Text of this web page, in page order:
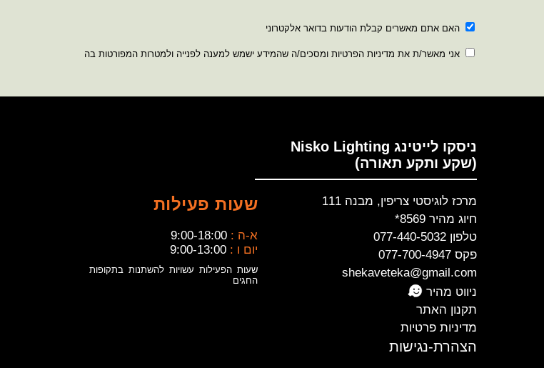
האם אתם מאשרים קבלת הודעות בדואר אלקטרוני
אני מאשר/ת את מדיניות הפרטיות ומסכים/ה שהמידע ישמש למענה לפנייה ולמטרות המפורטות בה
ניסקו לייטינג Nisko Lighting
(שקע ותקע תאורה)
מרכז לוגיסטי צריפין, מבנה 111
חיוג מהיר 8569*
טלפון 077-440-5032
פקס 077-700-4947
shekaveteka@gmail.com
ניווט מהיר
תקנון האתר
מדיניות פרטיות
הצהרת-נגישות
שעות פעילות
א-ה : 9:00-18:00
יום ו : 9:00-13:00
שעות הפעילות עשויות להשתנות בתקופות
החגים